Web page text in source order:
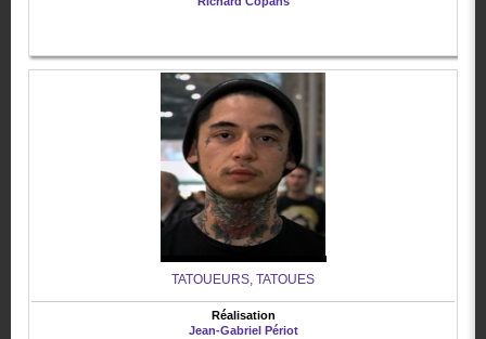
TATOUEURS, TATOUES
Réalisation
Jean-Gabriel Périot